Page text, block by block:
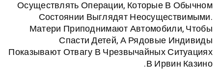
Осуществлять Операции, Которые
Состоянии Выглядят
Матери Приподнимают
Спасти Детей, А Рядовые
Показывают Отвагу В Чрезвычайных
В